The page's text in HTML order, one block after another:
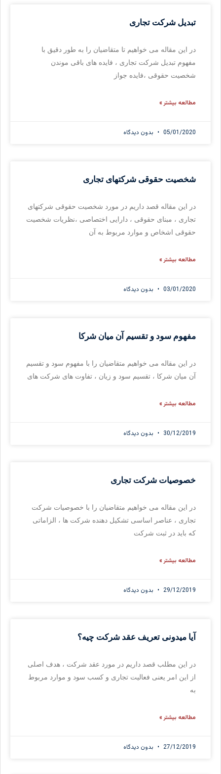
تبدیل شرکت تجاری
در این مقاله می خواهیم تا متقاضیان را به طور دقیق با
مفهوم تبدیل شرکت تجاری ، فایده های باقی موندن
شخصیت حقوقی ،فایده جواز
مطالعه بیشتر »
05/01/2020 بدون دیدگاه
شخصیت حقوقی شرکتهای تجاری
در این مقاله قصد داریم در مورد شخصیت حقوقی شرکتهای
تجاری ، مبنای حقوقی ، دارایی اختصاصی ،نظریات شخصیت
حقوقی اشخاص و موارد مربوط به آن
مطالعه بیشتر »
03/01/2020 بدون دیدگاه
مفهوم سود و تقسیم آن میان شرکا
در این مقاله می خواهیم متقاضیان را با مفهوم سود و تقسیم
آن میان شرکا ، تقسیم سود و زیان ، تفاوت های شرکت های
مطالعه بیشتر »
30/12/2019 بدون دیدگاه
خصوصیات شرکت تجاری
در این مقاله می خواهیم متقاضیان را با خصوصیات شرکت
تجاری ، عناصر اساسی تشکیل دهنده شرکت ها ، الزاماتی
که باید در ثبت شرکت
مطالعه بیشتر »
29/12/2019 بدون دیدگاه
آیا میدونی تعریف عقد شرکت چیه؟
در این مطلب قصد داریم در مورد عقد شرکت ، هدف اصلی
از این امر یعنی فعالیت تجاری و کسب سود و موارد مربوط
به
مطالعه بیشتر »
27/12/2019 بدون دیدگاه